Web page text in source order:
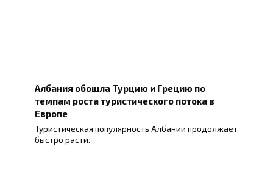
Албания обошла Турцию и Грецию по
темпам роста туристического потока в
Европе
Туристическая популярность Албании продолжает
быстро расти.